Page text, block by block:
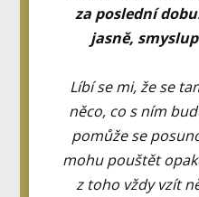
za poslední
jasně,
Líbí se mi, že se
něco, co s ním
pomůže se
mohu pouštět
z toho vždy vzít